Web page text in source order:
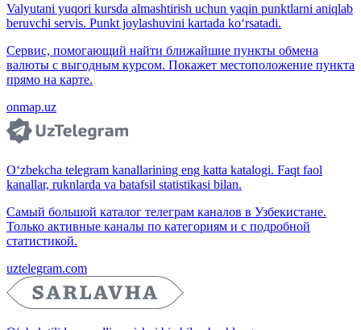
Valyutani yuqori kursda almashtirish uchun yaqin punktlarni aniqlab
beruvchi servis. Punkt joylashuvini kartada ko‘rsatadi.
Сервис, помогающий найти ближайшие пункты обмена
валюты с выгодным курсом. Покажет местоположение пункта
прямо на карте.
onmap.uz
O‘zbekcha telegram kanallarining eng katta katalogi. Faqt faol
kanallar, ruknlarda va batafsil statistikasi bilan.
Самый большой каталог телеграм каналов в Узбекистане.
Только активные каналы по категориям и с подробной
статистикой.
uztelegram.com